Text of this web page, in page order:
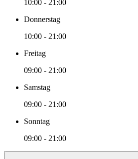
10:00 - 21:00
Donnerstag
10:00 - 21:00
Freitag
09:00 - 21:00
Samstag
09:00 - 21:00
Sonntag
09:00 - 21:00